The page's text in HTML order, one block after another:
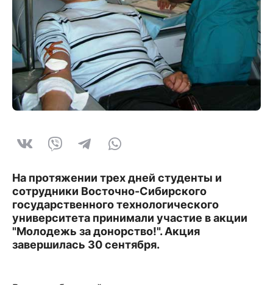
На протяжении трех дней студенты и
сотрудники Восточно-Сибирского
государственного технологического
университета принимали участие в акции
"Молодежь за донорство!". Акция
завершилась 30 сентября.